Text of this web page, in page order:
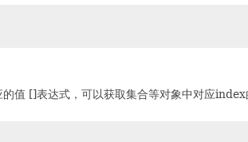
值 []表达式，可以获取集合等对象中对应